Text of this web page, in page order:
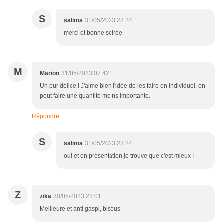
S salima 31/05/2023 23:24
merci et bonne soirée
M Marion 31/05/2023 07:42
Un pur délice ! J'aime bien l'idée de les faire en individuel, on
peut faire une quantité moins importante.
Répondre
S salima 31/05/2023 23:24
oui et en présentation je trouve que c'est mieux !
Z zika 30/05/2023 23:01
Meilleure et anti gaspi, bisous